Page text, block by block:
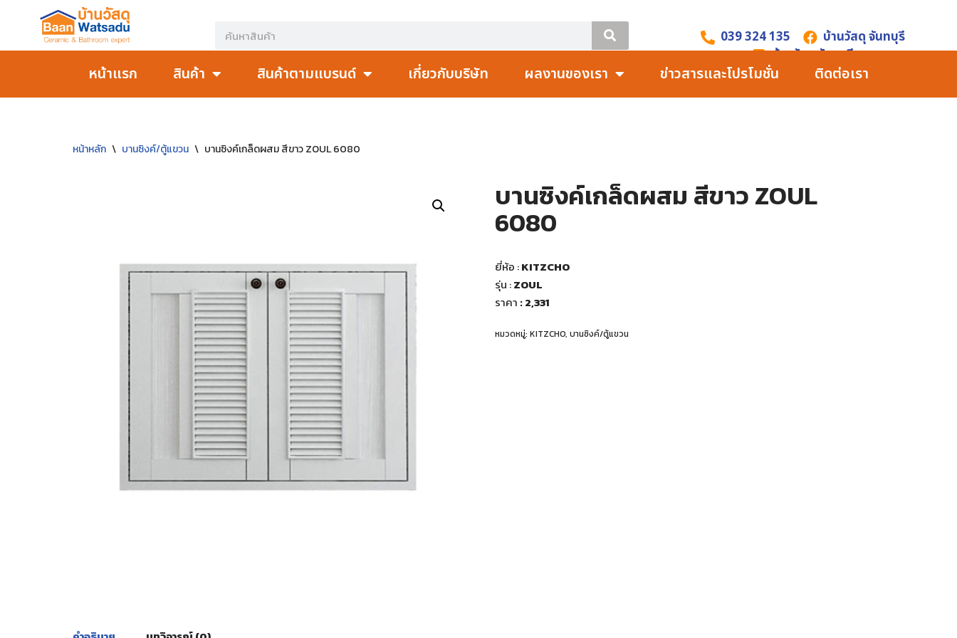
039 324 135
บ้านวัสดุ จันทบุรี
บ้านวัสดุ จันทบุรี
หน้าแรก สินค้า สินค้าตามแบรนด์ เกี่ยวกับบริษัท ผลงานของเรา ข่าวสารและโปรโมชั่น ติดต่อเรา
หน้าหลัก \ บานซิงค์/ตู้แขวน \ บานซิงค์เกล็ดผสม สีขาว ZOUL 6080
บานซิงค์เกล็ดผสม สีขาว ZOUL
6080
ยี่ห้อ :KITZCHO
รุ่น :ZOUL
ราคา : 2,331
หมวดหมู่: KITZCHO, บานซิงค์/ตู้แขวน